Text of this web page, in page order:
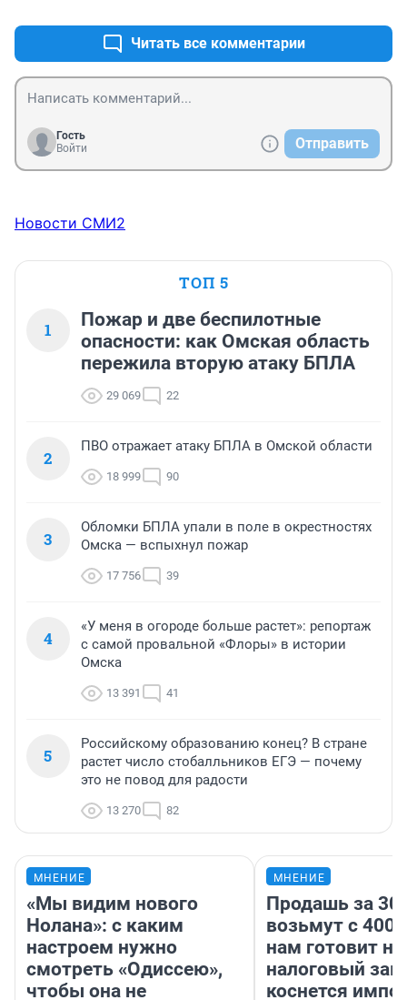
Читать все комментарии
Гость
Войти
Отправить
Новости СМИ2
ТОП 5
1
Пожар и две беспилотные
опасности: как Омская область
пережила вторую атаку БПЛА
29 069 22
2
ПВО отражает атаку БПЛА в Омской области
18 999 90
3
Обломки БПЛА упали в поле в окрестностях
Омска — вспыхнул пожар
17 756 39
4
«У меня в огороде больше растет»: репортаж
с самой провальной «Флоры» в истории
Омска
13 391 41
5
Российскому образованию конец? В стране
растет число стобалльников ЕГЭ — почему
это не повод для радости
13 270 82
МНЕНИЕ
«Мы видим нового
Нолана»: с каким
настроем нужно
смотреть «Одиссею»,
чтобы она не
МНЕНИЕ
Продашь за
возьмут с
нам готовит
налоговый
коснется